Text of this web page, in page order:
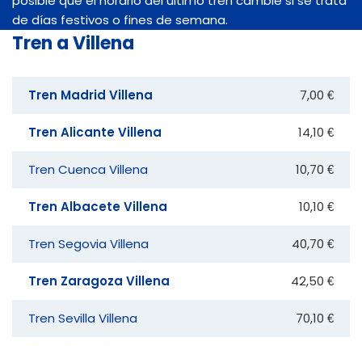
de días festivos o fines de semana.
Tren a Villena
Tren Madrid Villena 7,00 €
Tren Alicante Villena 14,10 €
Tren Cuenca Villena 10,70 €
Tren Albacete Villena 10,10 €
Tren Segovia Villena 40,70 €
Tren Zaragoza Villena 42,50 €
Tren Sevilla Villena 70,10 €